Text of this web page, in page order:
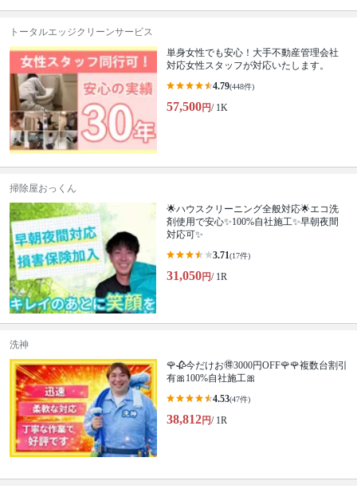
トータルエッジクリーンサービス
単身女性でも安心！大手不動産管理会社
対応女性スタッフが対応いたします。
4.79(448件)
57,500円/ 1K
掃除屋おっくん
🌟ハウスクリーニング全般対応🌟エコ洗
剤使用で安心✨100%自社施工✨早朝夜間
対応可✨
3.71(17件)
31,050円/ 1R
洗神
🌹🥀今だけお🉐3000円OFF🌹🌹複数台割引
有🎀100%自社施工🎀
4.53(47件)
38,812円/ 1R